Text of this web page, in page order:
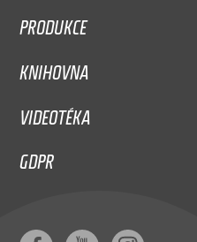
PRODUKCE
KNIHOVNA
VIDEOTÉKA
GDPR